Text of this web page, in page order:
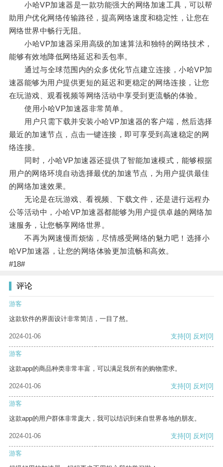
小哈VP加速器是一款功能强大的网络加速工具，可以帮
助用户优化网络传输路径，提高网络速度和稳定性，让您在
网络世界中畅行无阻。
小哈VP加速器采用高级的加速算法和独特的网络技术，
能够有效地降低网络延迟和丢包率。
通过与全球范围内的众多优化节点建立连接，小哈VP加
速器能够为用户提供更短的延迟和更稳定的网络连接，让您
在玩游戏、观看视频等网络活动中享受到更流畅的体验。
使用小哈VP加速器非常简单。
用户只需下载并安装小哈VP加速器的客户端，然后选择
最近的加速节点，点击一键连接，即可享受到高速稳定的网
络连接。
同时，小哈VP加速器还提供了智能加速模式，能够根据
用户的网络环境自动选择最优的加速节点，为用户提供最佳
的网络加速效果。
无论是在玩游戏、看视频、下载文件，还是进行远程办
公等活动中，小哈VP加速器都能够为用户提供卓越的网络加
速服务，让您畅享网络世界。
不再为网速慢而烦恼，尽情感受网络的魅力吧！选择小
哈VP加速器，让您的网络体验更加流畅和高效。
#18#
评论
游客
这款软件的界面设计非常简洁，一目了然。
2024-01-06 支持[0] 反对[0]
游客
这款app的商品种类非常丰富，可以满足我所有的购物需求。
2024-01-06 支持[0] 反对[0]
游客
这款app的用户群体非常庞大，我可以结识到来自世界各地的朋友。
2024-01-06 支持[0] 反对[0]
游客